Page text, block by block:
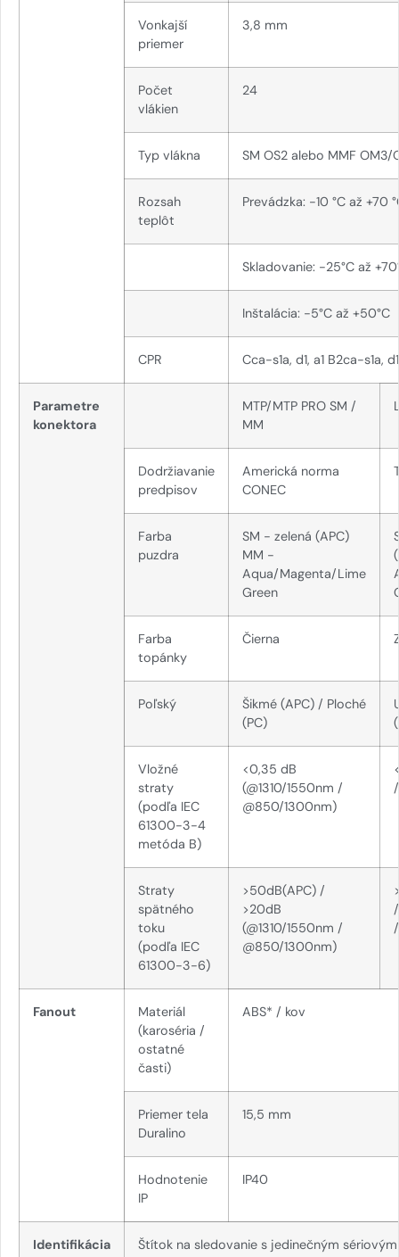
Vonkajší
priemer
3,8 mm
Počet
vlákien
24
Typ vlákna SM OS2 alebo MMF
Rozsah
teplôt
Prevádzka: -10 °C až +70
Skladovanie: -25°C až
Inštalácia: -5°C až +50°C
CPR Cca-s1a, d1, a1 B2ca-s1a,
Parametre
konektora
MTP/MTP PRO SM /
MM
Dodržiavanie
predpisov
Americká norma
CONEC
Farba
puzdra
SM - zelená (APC)
MM -
Aqua/Magenta/Lime
Green
Farba
topánky
Čierna
Poľský
Šikmé (APC) / Ploché
(PC)
Vložné
straty
(podľa IEC
61300-3-4
metóda B)
<0,35 dB
(@1310/1550nm /
@850/1300nm)
Straty
spätného
toku
(podľa IEC
61300-3-6)
>50dB(APC) /
>20dB
(@1310/1550nm /
@850/1300nm)
Fanout
Materiál
(karoséria /
ostatné
časti)
ABS* / kov
Priemer tela
Duralino
15,5 mm
Hodnotenie
IP
IP40
Identifikácia
Štítok na sledovanie s jedinečným